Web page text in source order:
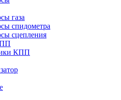
газа
спидометра
сцепления
КПП